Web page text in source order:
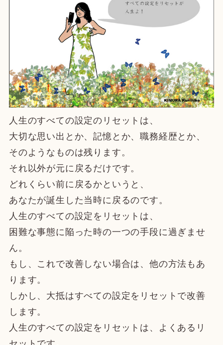
人生のすべての設定のリセットは、
大切な思い出とか、記憶とか、職務経歴とか、
そのようなものは残ります。
それ以外が元に戻るだけです。
どれくらい前に戻るかというと、
あなたが誕生した当時に戻るのです。
人生のすべての設定をリセットは、
困難な事態に陥った時の一つの手段に過ぎませ
ん。
もし、これで改善しない場合は、他の方法もあ
ります。
しかし、大抵はすべての設定をリセットで改善
します。
人生のすべての設定をリセットは、よくあるリ